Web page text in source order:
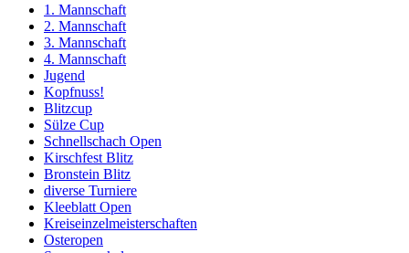
1. Mannschaft
2. Mannschaft
3. Mannschaft
4. Mannschaft
Jugend
Kopfnuss!
Blitzcup
Sülze Cup
Schnellschach Open
Kirschfest Blitz
Bronstein Blitz
diverse Turniere
Kleeblatt Open
Kreiseinzelmeisterschaften
Osteropen